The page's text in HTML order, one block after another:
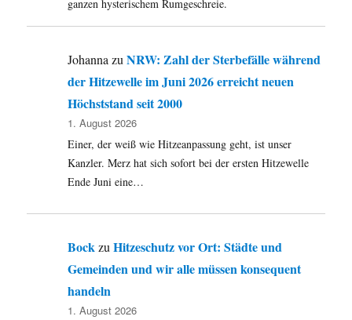
ganzen hysterischem Rumgeschreie.
JohannazuNRW: Zahl der Sterbefälle während
der Hitzewelle im Juni 2026 erreicht neuen
Höchststand seit 2000
1. August 2026
Einer, der weiß wie Hitzeanpassung geht, ist unser
Kanzler. Merz hat sich sofort bei der ersten Hitzewelle
Ende Juni eine…
BockzuHitzeschutz vor Ort: Städte und
Gemeinden und wir alle müssen konsequent
handeln
1. August 2026